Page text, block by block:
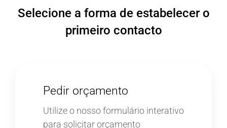
Selecione a forma de estabelecer o
primeiro contacto
Pedir orçamento
Utilize o nosso formulário interativo
para solicitar orçamento